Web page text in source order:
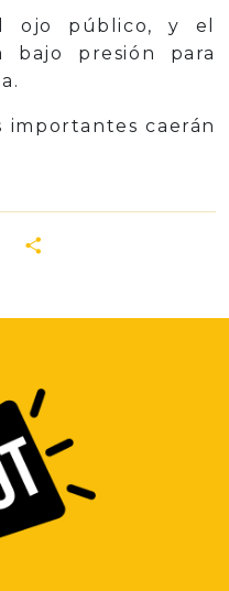
ojo público, y el
bajo presión para
importantes caerán
Email